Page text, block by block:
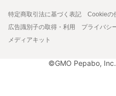
特定商取引法に基づく表記
Cookieの
広告識別子の取得・利用
プライバシ
メディアキット
©GMO Pepabo,